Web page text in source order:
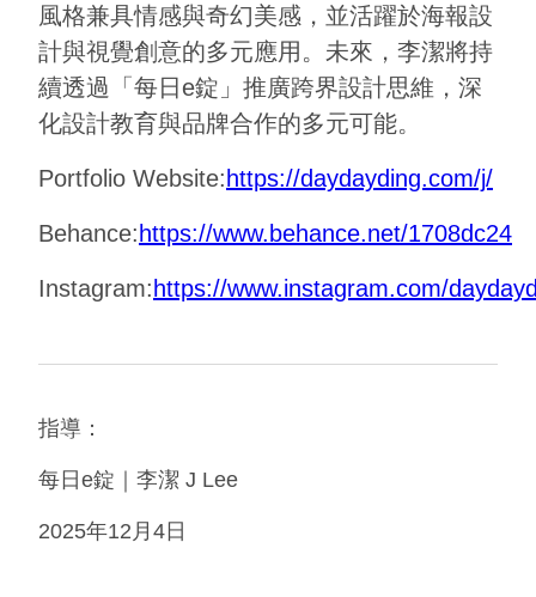
風格兼具情感與奇幻美感，並活躍於海報設
計與視覺創意的多元應用。未來，李潔將持
續透過「每日e錠」推廣跨界設計思維，深
化設計教育與品牌合作的多元可能。
Portfolio Website: https://daydayding.com/j/
Behance: https://www.behance.net/1708dc24
Instagram: https://www.instagram.com/
指導：
每日e錠｜李潔 J Lee
2025年12月4日